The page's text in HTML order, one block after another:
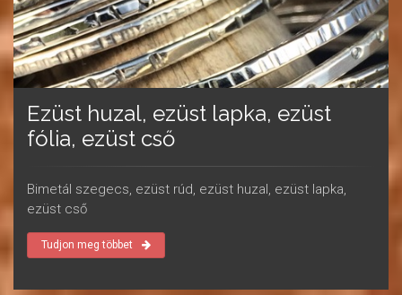
Ezüst huzal, ezüst lapka, ezüst
fólia, ezüst cső
Bimetál szegecs, ezüst rúd, ezüst huzal, ezüst lapka,
ezüst cső
Tudjon meg többet